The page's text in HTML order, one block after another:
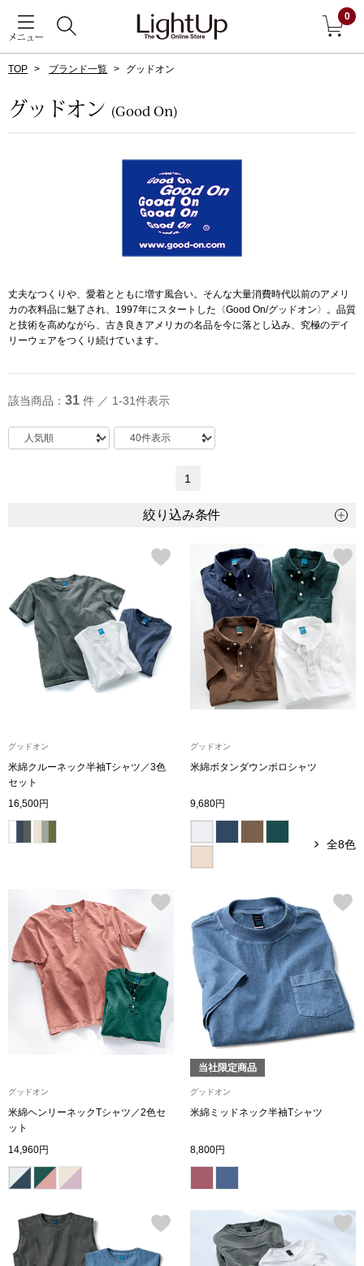
メニュー
0
すべて見る
ダーウェア
ランド
アウター
その他
トップス
トレーナー／
セーター／カ
ベスト
その他
その他
ルーム･アン
ルームウェア
その他
トートバッグ
TOP ブランド一覧 グッドオン
グッドオン (Good On)
丈夫なつくりや、愛着とともに増す風合い。そんな大量消費時代以前のアメリ
カの衣料品に魅了され、1997年にスタートした〈Good On/グッドオン〉。品質
と技術を高めながら、古き良きアメリカの名品を今に落とし込み、究極のデイ
リーウェアをつくり続けています。
該当商品： 31 件 ／ 1-31件表示
1
絞り込み条件
グッドオン
米綿クルーネック半袖Tシャツ／3色
セット
16,500円
グッドオン
米綿ボタンダウンポロシャツ
9,680円
全8色
グッドオン
米綿ヘンリーネックTシャツ／2色セ
ット
14,960円
当社限定商品
グッドオン
米綿ミッドネック半袖Tシャツ
8,800円